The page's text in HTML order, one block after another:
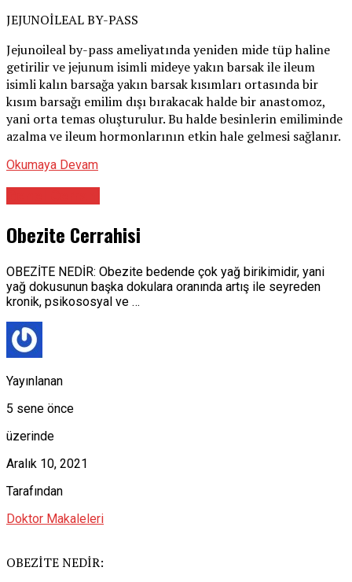
JEJUNOİLEAL BY-PASS
Jejunoileal by-pass ameliyatında yeniden mide tüp haline
getirilir ve jejunum isimli mideye yakın barsak ile ileum
isimli kalın barsağa yakın barsak kısımları ortasında bir
kısım barsağı emilim dışı bırakacak halde bir anastomoz,
yani orta temas oluşturulur. Bu halde besinlerin emiliminde
azalma ve ileum hormonlarının etkin hale gelmesi sağlanır.
Okumaya Devam
Obezite Cerrahisi
OBEZİTE NEDİR: Obezite bedende çok yağ birikimidir, yani
yağ dokusunun başka dokulara oranında artış ile seyreden
kronik, psikososyal ve …
Yayınlanan
5 sene önce
üzerinde
Aralık 10, 2021
Tarafından
Doktor Makaleleri
OBEZİTE NEDİR: